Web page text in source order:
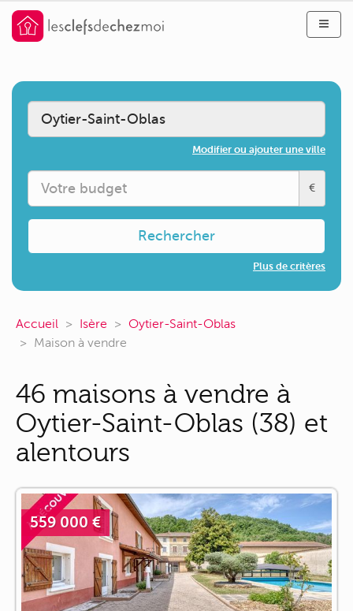
Modifier ou ajouter une ville
€
Rechercher
Plus de critères
Accueil Isère
Oytier-Saint-Oblas
Maison à vendre
46 maisons à vendre à
Oytier-Saint-Oblas (38) et
alentours
559 000 €